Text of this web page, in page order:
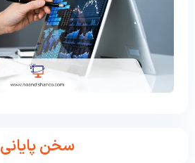
سخن پایانی